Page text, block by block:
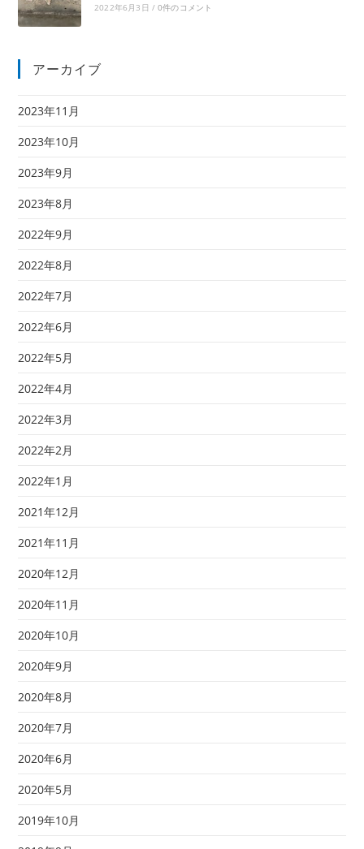
2022年6月3日 / 0件のコメント
アーカイブ
2023年11月
2023年10月
2023年9月
2023年8月
2022年9月
2022年8月
2022年7月
2022年6月
2022年5月
2022年4月
2022年3月
2022年2月
2022年1月
2021年12月
2021年11月
2020年12月
2020年11月
2020年10月
2020年9月
2020年8月
2020年7月
2020年6月
2020年5月
2019年10月